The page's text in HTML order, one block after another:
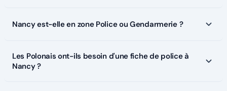
Nancy est-elle en zone Police ou Gendarmerie ?
Les Polonais ont-ils besoin d'une fiche de police à
Nancy ?